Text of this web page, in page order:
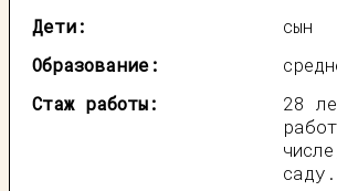
Дети:
сын
Образование:
Стаж работы:
28
саду.